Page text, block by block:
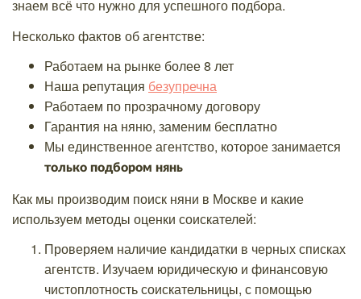
знаем всё что нужно для успешного подбора.
Несколько фактов об агентстве:
Работаем на рынке более 8 лет
Наша репутация безупречна
Работаем по прозрачному договору
Гарантия на няню, заменим бесплатно
Мы единственное агентство, которое занимается
только подбором нянь
Как мы производим поиск няни в Москве и какие
используем методы оценки соискателей:
Проверяем наличие кандидатки в черных списках
агентств. Изучаем юридическую и финансовую
чистоплотность соискательницы, с помощью